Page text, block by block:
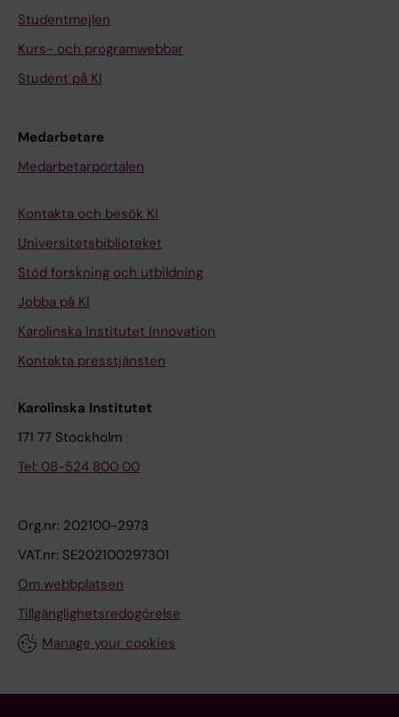
Studentmejlen
Kurs- och programwebbar
Student på KI
Medarbetare
Medarbetarportalen
Kontakta och besök KI
Universitetsbiblioteket
Stöd forskning och utbildning
Jobba på KI
Karolinska Institutet Innovation
Kontakta presstjänsten
Karolinska Institutet
171 77 Stockholm
Tel: 08-524 800 00
Org.nr: 202100-2973
VAT.nr: SE202100297301
Om webbplatsen
Tillgänglighetsredogörelse
Manage your cookies